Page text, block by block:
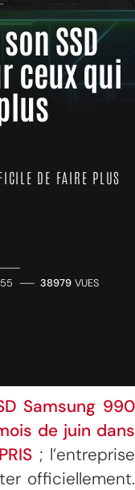
SSD
ceux qui
DE FAIRE PLUS
—— 38979 VUES
Samsung 990
de juin dans
; l’entreprise
officiellement.